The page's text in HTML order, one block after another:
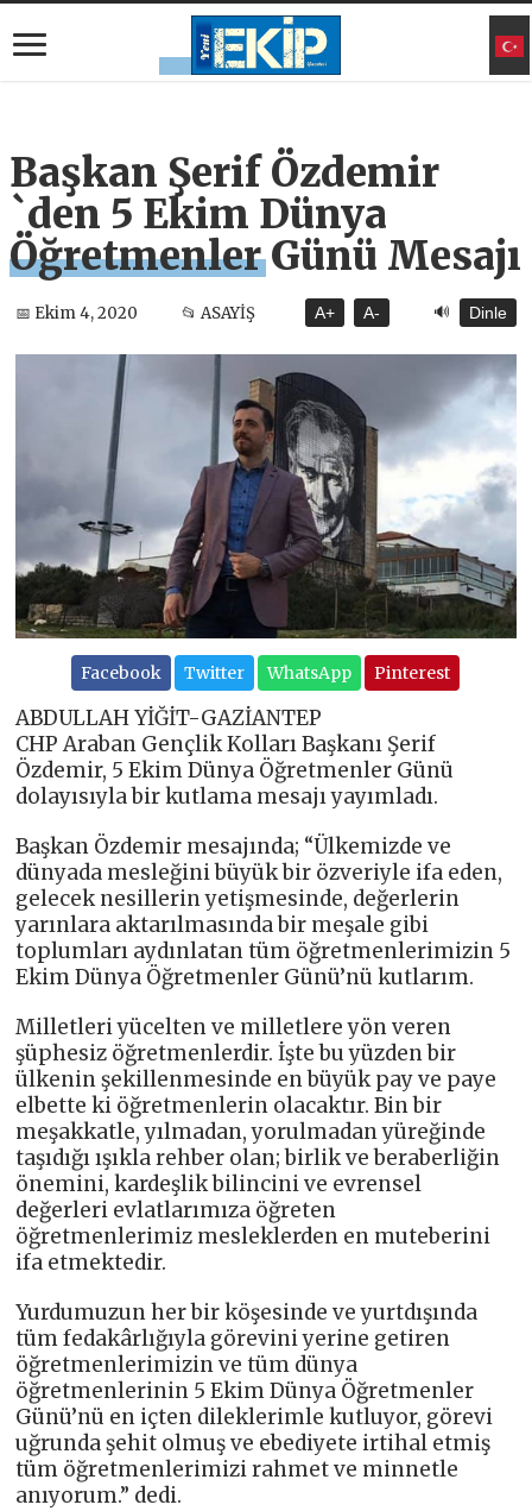
Başkan Şerif Özdemir
`den 5 Ekim Dünya
Öğretmenler Günü Mesajı
📅 Ekim 4, 2020 📂 ASAYİŞ A+ A- 🔊 Dinle
Facebook Twitter WhatsApp Pinterest
ABDULLAH YİĞİT-GAZİANTEP
CHP Araban Gençlik Kolları Başkanı Şerif
Özdemir, 5 Ekim Dünya Öğretmenler Günü
dolayısıyla bir kutlama mesajı yayımladı.
Başkan Özdemir mesajında; “Ülkemizde ve
dünyada mesleğini büyük bir özveriyle ifa eden,
gelecek nesillerin yetişmesinde, değerlerin
yarınlara aktarılmasında bir meşale gibi
toplumları aydınlatan tüm öğretmenlerimizin 5
Ekim Dünya Öğretmenler Günü’nü kutlarım.
Milletleri yücelten ve milletlere yön veren
şüphesiz öğretmenlerdir. İşte bu yüzden bir
ülkenin şekillenmesinde en büyük pay ve paye
elbette ki öğretmenlerin olacaktır. Bin bir
meşakkatle, yılmadan, yorulmadan yüreğinde
taşıdığı ışıkla rehber olan; birlik ve beraberliğin
önemini, kardeşlik bilincini ve evrensel
değerleri evlatlarımıza öğreten
öğretmenlerimiz mesleklerden en muteberini
ifa etmektedir.
Yurdumuzun her bir köşesinde ve yurtdışında
tüm fedakârlığıyla görevini yerine getiren
öğretmenlerimizin ve tüm dünya
öğretmenlerinin 5 Ekim Dünya Öğretmenler
Günü’nü en içten dileklerimle kutluyor, görevi
uğrunda şehit olmuş ve ebediyete irtihal etmiş
tüm öğretmenlerimizi rahmet ve minnetle
anıyorum.” dedi.